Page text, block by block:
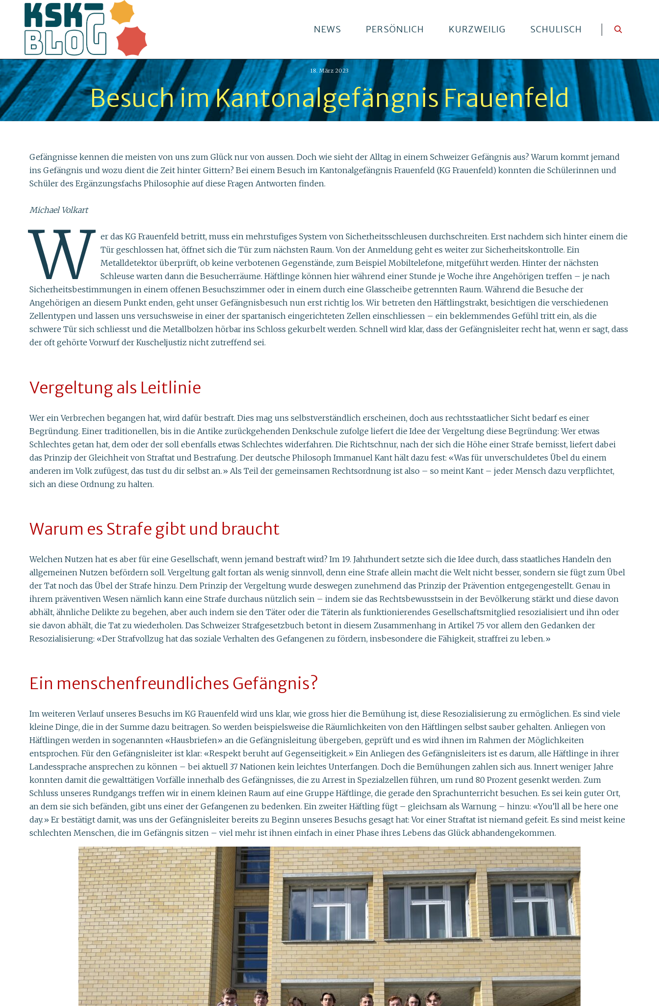
NEWS PERSÖNLICH KURZWEILIG SCHULISCH
18. März 2023
Besuch im Kantonalgefängnis Frauenfeld
Gefängnisse kennen die meisten von uns zum Glück nur von aussen. Doch wie sieht der Alltag in einem Schweizer Gefängnis aus? Warum kommt jemand
ins Gefängnis und wozu dient die Zeit hinter Gittern? Bei einem Besuch im Kantonalgefängnis Frauenfeld (KG Frauenfeld) konnten die Schülerinnen und
Schüler des Ergänzungsfachs Philosophie auf diese Fragen Antworten finden.
Michael Volkart
W
er das KG Frauenfeld betritt, muss ein mehrstufiges System von Sicherheitsschleusen durchschreiten. Erst nachdem sich hinter einem die
Tür geschlossen hat, öffnet sich die Tür zum nächsten Raum. Von der Anmeldung geht es weiter zur Sicherheitskontrolle. Ein
Metalldetektor überprüft, ob keine verbotenen Gegenstände, zum Beispiel Mobiltelefone, mitgeführt werden. Hinter der nächsten
Schleuse warten dann die Besucherräume. Häftlinge können hier während einer Stunde je Woche ihre Angehörigen treffen – je nach
Sicherheitsbestimmungen in einem offenen Besuchszimmer oder in einem durch eine Glasscheibe getrennten Raum. Während die Besuche der
Angehörigen an diesem Punkt enden, geht unser Gefängnisbesuch nun erst richtig los. Wir betreten den Häftlingstrakt, besichtigen die verschiedenen
Zellentypen und lassen uns versuchsweise in einer der spartanisch eingerichteten Zellen einschliessen – ein beklemmendes Gefühl tritt ein, als die
schwere Tür sich schliesst und die Metallbolzen hörbar ins Schloss gekurbelt werden. Schnell wird klar, dass der Gefängnisleiter recht hat, wenn er sagt, dass
der oft gehörte Vorwurf der Kuscheljustiz nicht zutreffend sei.
Vergeltung als Leitlinie
Wer ein Verbrechen begangen hat, wird dafür bestraft. Dies mag uns selbstverständlich erscheinen, doch aus rechtsstaatlicher Sicht bedarf es einer
Begründung. Einer traditionellen, bis in die Antike zurückgehenden Denkschule zufolge liefert die Idee der Vergeltung diese Begründung: Wer etwas
Schlechtes getan hat, dem oder der soll ebenfalls etwas Schlechtes widerfahren. Die Richtschnur, nach der sich die Höhe einer Strafe bemisst, liefert dabei
das Prinzip der Gleichheit von Straftat und Bestrafung. Der deutsche Philosoph Immanuel Kant hält dazu fest: «Was für unverschuldetes Übel du einem
anderen im Volk zufügest, das tust du dir selbst an.» Als Teil der gemeinsamen Rechtsordnung ist also – so meint Kant – jeder Mensch dazu verpflichtet,
sich an diese Ordnung zu halten.
Warum es Strafe gibt und braucht
Welchen Nutzen hat es aber für eine Gesellschaft, wenn jemand bestraft wird? Im 19. Jahrhundert setzte sich die Idee durch, dass staatliches Handeln den
allgemeinen Nutzen befördern soll. Vergeltung galt fortan als wenig sinnvoll, denn eine Strafe allein macht die Welt nicht besser, sondern sie fügt zum Übel
der Tat noch das Übel der Strafe hinzu. Dem Prinzip der Vergeltung wurde deswegen zunehmend das Prinzip der Prävention entgegengestellt. Genau in
ihrem präventiven Wesen nämlich kann eine Strafe durchaus nützlich sein – indem sie das Rechtsbewusstsein in der Bevölkerung stärkt und diese davon
abhält, ähnliche Delikte zu begehen, aber auch indem sie den Täter oder die Täterin als funktionierendes Gesellschaftsmitglied resozialisiert und ihn oder
sie davon abhält, die Tat zu wiederholen. Das Schweizer Strafgesetzbuch betont in diesem Zusammenhang in Artikel 75 vor allem den Gedanken der
Resozialisierung: «Der Strafvollzug hat das soziale Verhalten des Gefangenen zu fördern, insbesondere die Fähigkeit, straffrei zu leben.»
Ein menschenfreundliches Gefängnis?
Im weiteren Verlauf unseres Besuchs im KG Frauenfeld wird uns klar, wie gross hier die Bemühung ist, diese Resozialisierung zu ermöglichen. Es sind viele
kleine Dinge, die in der Summe dazu beitragen. So werden beispielsweise die Räumlichkeiten von den Häftlingen selbst sauber gehalten. Anliegen von
Häftlingen werden in sogenannten «Hausbriefen» an die Gefängnisleitung übergeben, geprüft und es wird ihnen im Rahmen der Möglichkeiten
entsprochen. Für den Gefängnisleiter ist klar: «Respekt beruht auf Gegenseitigkeit.» Ein Anliegen des Gefängnisleiters ist es darum, alle Häftlinge in ihrer
Landessprache ansprechen zu können – bei aktuell 37 Nationen kein leichtes Unterfangen. Doch die Bemühungen zahlen sich aus. Innert weniger Jahre
konnten damit die gewalttätigen Vorfälle innerhalb des Gefängnisses, die zu Arrest in Spezialzellen führen, um rund 80 Prozent gesenkt werden. Zum
Schluss unseres Rundgangs treffen wir in einem kleinen Raum auf eine Gruppe Häftlinge, die gerade den Sprachunterricht besuchen. Es sei kein guter Ort,
an dem sie sich befänden, gibt uns einer der Gefangenen zu bedenken. Ein zweiter Häftling fügt – gleichsam als Warnung – hinzu: «You’ll all be here one
day.» Er bestätigt damit, was uns der Gefängnisleiter bereits zu Beginn unseres Besuchs gesagt hat: Vor einer Straftat ist niemand gefeit. Es sind meist keine
schlechten Menschen, die im Gefängnis sitzen – viel mehr ist ihnen einfach in einer Phase ihres Lebens das Glück abhandengekommen.